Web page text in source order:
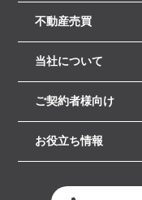
不動産売買
当社について
ご契約者様向け
お役立ち情報